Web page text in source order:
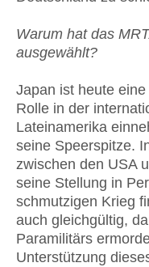
Warum hat das
ausgewählt?
Japan ist heute
Rolle in der
Lateinamerika
seine Speerspitze.
zwischen den USA
seine Stellung in
schmutzigen Krieg
auch gleichgültig,
Paramilitärs
Unterstützung